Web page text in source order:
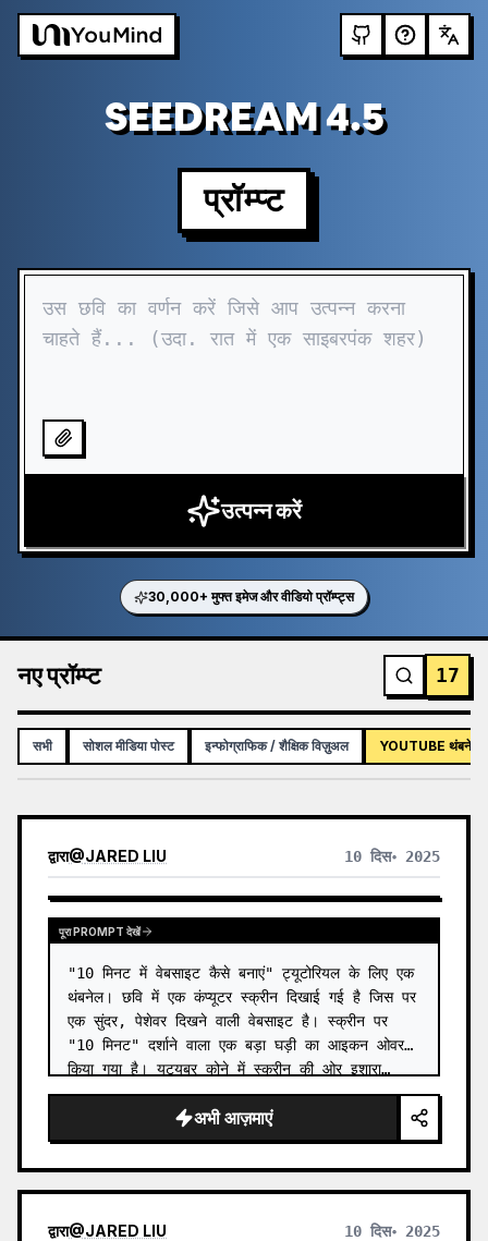
SEEDREAM 4.5
प्रॉम्प्ट
उत्पन्न करें
30,000+ मुफ्त इमेज और वीडियो प्रॉम्प्ट्स
नए प्रॉम्प्ट 17
सभी सोशल मीडिया पोस्ट इन्फोग्राफिक / शैक्षिक विज़ुअल YOUTUBE थंबनेल
द्वारा@JARED LIU 10 दिस॰ 2025
पूरा PROMPT देखें
"10 मिनट में वेबसाइट कैसे बनाएं" ट्यूटोरियल के लिए एक
थंबनेल। छवि में एक कंप्यूटर स्क्रीन दिखाई गई है जिस पर
एक सुंदर, पेशेवर दिखने वाली वेबसाइट है। स्क्रीन पर
"10 मिनट" दर्शाने वाला एक बड़ा घड़ी का आइकन ओवरले
किया गया है। यूट्यूबर कोने में स्क्रीन की ओर इशारा…
अभी आज़माएं
द्वारा@JARED LIU 10 दिस॰ 2025